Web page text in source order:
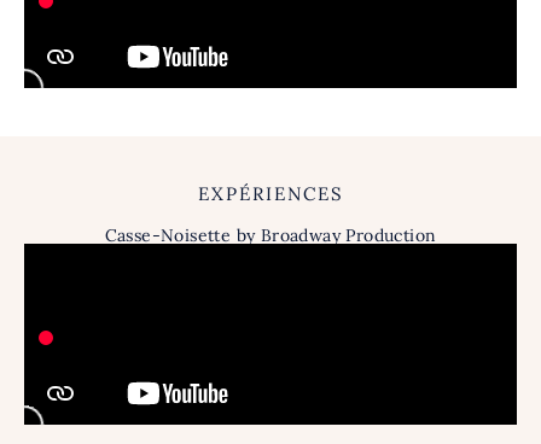
EXPÉRIENCES
Casse-Noisette by Broadway Production